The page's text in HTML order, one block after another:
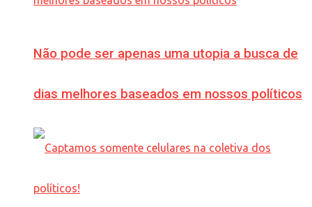
Não pode ser apenas uma utopia a busca de
dias melhores baseados em nossos políticos